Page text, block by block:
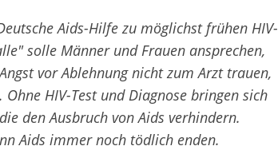
Aids-Hilfe zu möglichst frühen HIV-
solle Männer und Frauen ansprechen,
vor Ablehnung nicht zum Arzt trauen,
HIV-Test und Diagnose bringen sich
den Ausbruch von Aids verhindern.
Aids immer noch tödlich enden.